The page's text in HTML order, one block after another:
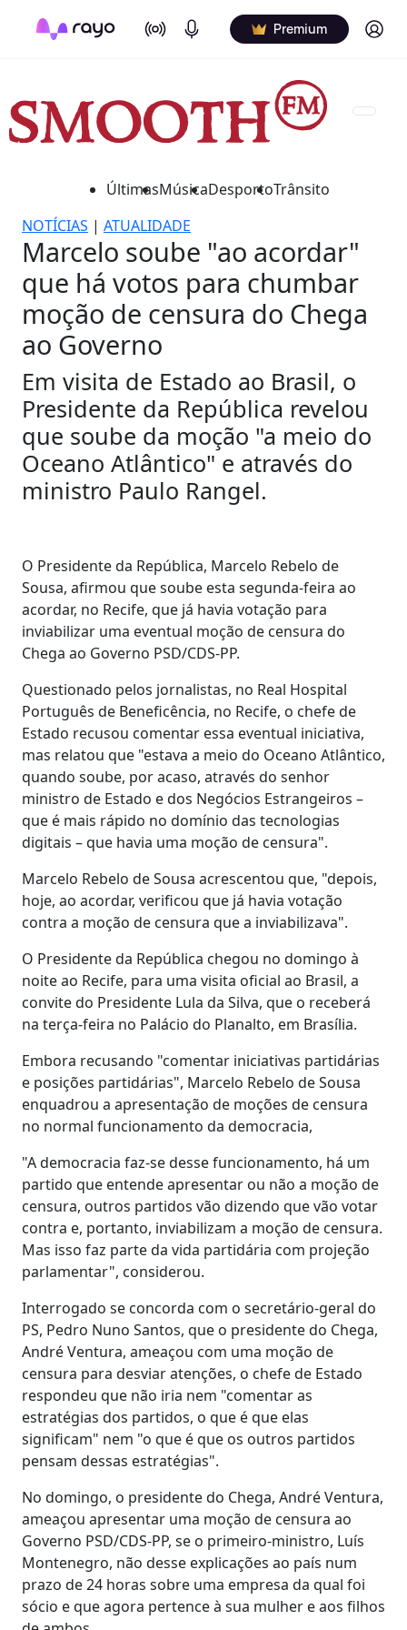
On Air Podcasts Premium Log in
ÚltimasMúsicaDesportoTrânsito
NOTÍCIAS | ATUALIDADE
Marcelo soube "ao acordar"
que há votos para chumbar
moção de censura do Chega
ao Governo
Em visita de Estado ao Brasil, o
Presidente da República revelou
que soube da moção "a meio do
Oceano Atlântico" e através do
ministro Paulo Rangel.
O Presidente da República, Marcelo Rebelo de
Sousa, afirmou que soube esta segunda-feira ao
acordar, no Recife, que já havia votação para
inviabilizar uma eventual moção de censura do
Chega ao Governo PSD/CDS-PP.
Questionado pelos jornalistas, no Real Hospital
Português de Beneficência, no Recife, o chefe de
Estado recusou comentar essa eventual iniciativa,
mas relatou que "estava a meio do Oceano Atlântico,
quando soube, por acaso, através do senhor
ministro de Estado e dos Negócios Estrangeiros –
que é mais rápido no domínio das tecnologias
digitais – que havia uma moção de censura".
Marcelo Rebelo de Sousa acrescentou que, "depois,
hoje, ao acordar, verificou que já havia votação
contra a moção de censura que a inviabilizava".
O Presidente da República chegou no domingo à
noite ao Recife, para uma visita oficial ao Brasil, a
convite do Presidente Lula da Silva, que o receberá
na terça-feira no Palácio do Planalto, em Brasília.
Embora recusando "comentar iniciativas partidárias
e posições partidárias", Marcelo Rebelo de Sousa
enquadrou a apresentação de moções de censura
no normal funcionamento da democracia,
"A democracia faz-se desse funcionamento, há um
partido que entende apresentar ou não a moção de
censura, outros partidos vão dizendo que vão votar
contra e, portanto, inviabilizam a moção de censura.
Mas isso faz parte da vida partidária com projeção
parlamentar", considerou.
Interrogado se concorda com o secretário-geral do
PS, Pedro Nuno Santos, que o presidente do Chega,
André Ventura, ameaçou com uma moção de
censura para desviar atenções, o chefe de Estado
respondeu que não iria nem "comentar as
estratégias dos partidos, o que é que elas
significam" nem "o que é que os outros partidos
pensam dessas estratégias".
No domingo, o presidente do Chega, André Ventura,
ameaçou apresentar uma moção de censura ao
Governo PSD/CDS-PP, se o primeiro-ministro, Luís
Montenegro, não desse explicações ao país num
prazo de 24 horas sobre uma empresa da qual foi
sócio e que agora pertence à sua mulher e aos filhos